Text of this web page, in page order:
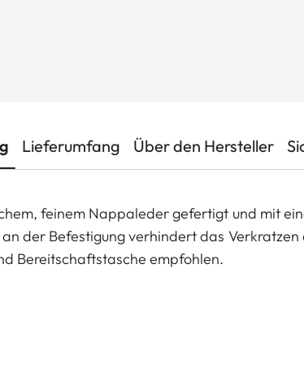
Lieferumfang Über den Hersteller
feinem Nappaleder gefertigt und mit
der Befestigung verhindert das Verkratzen
Bereitschaftstasche empfohlen.